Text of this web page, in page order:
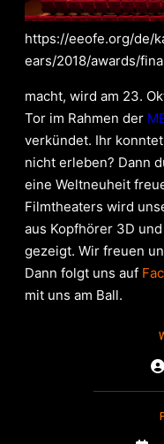
https://eeofe.org/de/
ears/2018/awards/
macht, wird am 23.
Tor im Rahmen der
verkündet. Ihr
nicht erleben? Dann
eine Weltneuheit
Filmtheaters wird
aus Kopfhörer 3D
gezeigt. Wir freuen
Dann folgt uns auf
mit uns am Ball.